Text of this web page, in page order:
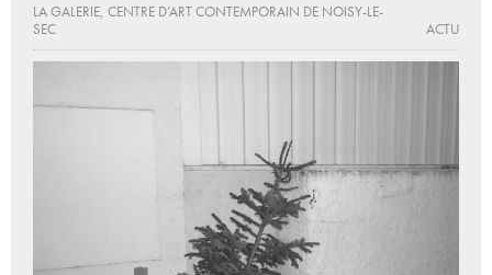
LA GALERIE, CENTRE D’ART CONTEMPORAIN DE NOISY-LE-
SEC
ACTU